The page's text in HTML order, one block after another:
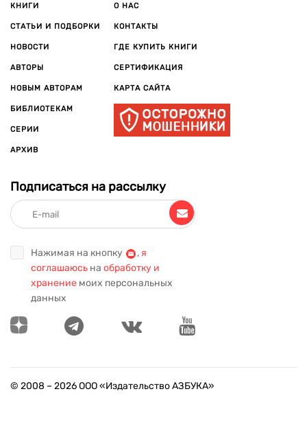
КНИГИ
СТАТЬИ И ПОДБОРКИ
НОВОСТИ
АВТОРЫ
НОВЫМ АВТОРАМ
БИБЛИОТЕКАМ
СЕРИИ
АРХИВ
О НАС
КОНТАКТЫ
ГДЕ КУПИТЬ КНИГИ
СЕРТИФИКАЦИЯ
КАРТА САЙТА
Подписаться на рассылку
Нажимая на кнопку , я
соглашаюсь на обработку и
хранение моих персональных
данных
© 2008 – 2026ООО «Издательство АЗБУКА»